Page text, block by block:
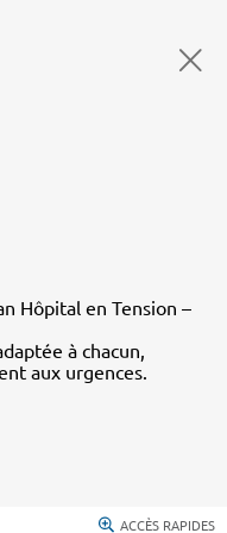
Hôpital en Tension –
à chacun,
aux urgences.
ACCÈS RAPIDES